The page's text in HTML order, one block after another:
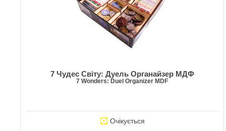
7 Чудес Світу: Дуель Органайзер МДФ
7 Wonders: Duel Organizer MDF
Очікується